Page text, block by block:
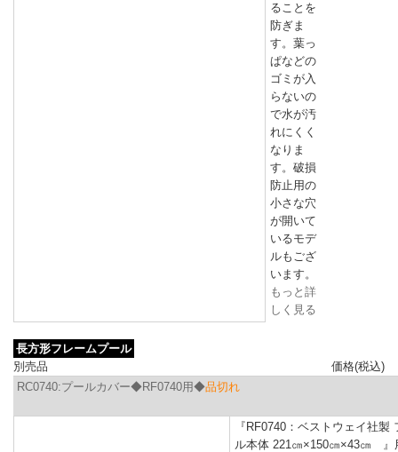
ることを
防ぎま
す。葉っ
ぱなどの
ゴミが入
らないの
で水が汚
れにくく
なりま
す。破損
防止用の
小さな穴
が開いて
いるモデ
ルもござ
います。
もっと詳
しく見る
長方形フレームプール
別売品
価格(税込)
RC0740:プールカバー◆RF0740用◆品切れ
『RF0740：ベストウェイ社製
ル本体 221㎝×150㎝×43㎝ 』